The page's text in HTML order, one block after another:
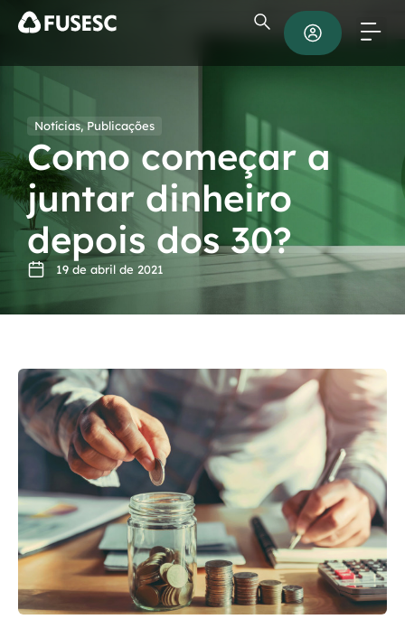
Notícias, Publicações
Como começar a
juntar dinheiro
depois dos 30?
19 de abril de 2021